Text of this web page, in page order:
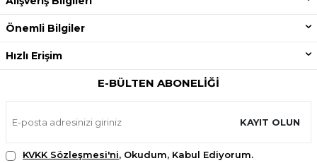
Önemli Bilgiler
Hızlı Erişim
E-BÜLTEN ABONELIĞI
KAYIT OLUN
KVKK Sözleşmesi'ni, Okudum, Kabul Ediyorum.